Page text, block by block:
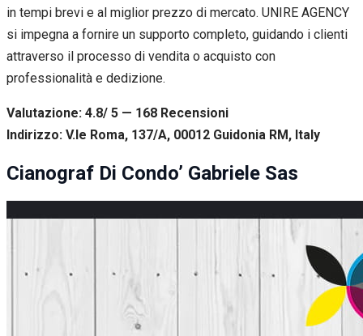
in tempi brevi e al miglior prezzo di mercato. UNIRE AGENCY
si impegna a fornire un supporto completo, guidando i clienti
attraverso il processo di vendita o acquisto con
professionalità e dedizione.
Valutazione: 4.8/ 5 — 168 Recensioni
Indirizzo: V.le Roma, 137/A, 00012 Guidonia RM, Italy
Cianograf Di Condo’ Gabriele Sas